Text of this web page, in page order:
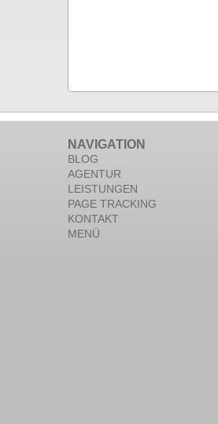
NAVIGATION
BLOG
AGENTUR
LEISTUNGEN
PAGE TRACKING
KONTAKT
MENÜ